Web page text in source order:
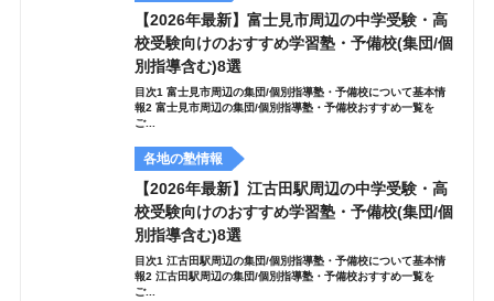
【2026年最新】富士見市周辺の中学受験・高
校受験向けのおすすめ学習塾・予備校(集団/個
別指導含む)8選
目次1 富士見市周辺の集団/個別指導塾・予備校について基本情
報2 富士見市周辺の集団/個別指導塾・予備校おすすめ一覧を
ご...
各地の塾情報
【2026年最新】江古田駅周辺の中学受験・高
校受験向けのおすすめ学習塾・予備校(集団/個
別指導含む)8選
目次1 江古田駅周辺の集団/個別指導塾・予備校について基本情
報2 江古田駅周辺の集団/個別指導塾・予備校おすすめ一覧を
ご...